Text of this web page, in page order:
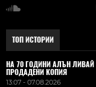
ТОП ИСТОРИИ
НА 70 ГОДИНИ АЛЪН
ПРОДАДЕНИ КОПИЯ
13:07 - 07.08.2026